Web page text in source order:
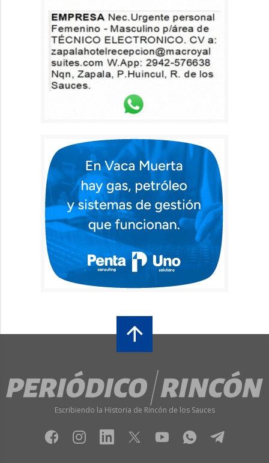
Escribiendo la Historia de Rincón de los Sauces